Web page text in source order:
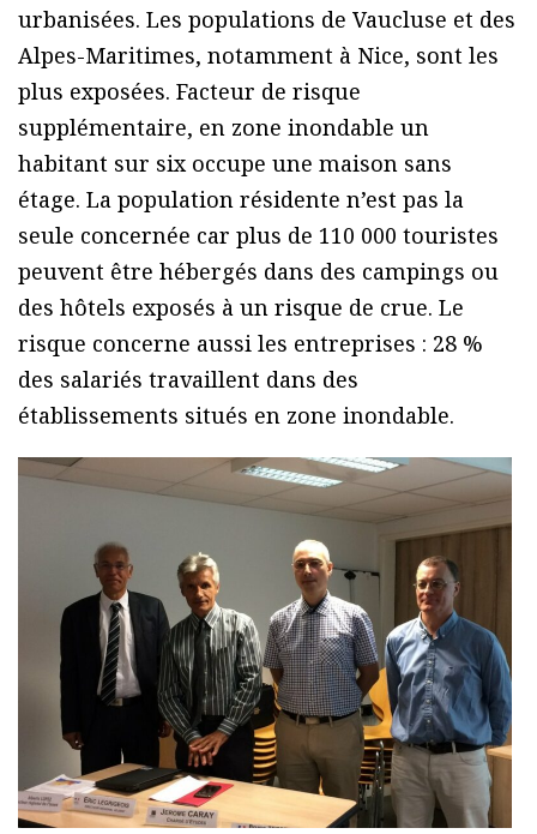
urbanisées. Les populations de Vaucluse et des
Alpes-Maritimes, notamment à Nice, sont les
plus exposées. Facteur de risque
supplémentaire, en zone inondable un
habitant sur six occupe une maison sans
étage. La population résidente n’est pas la
seule concernée car plus de 110 000 touristes
peuvent être hébergés dans des campings ou
des hôtels exposés à un risque de crue. Le
risque concerne aussi les entreprises : 28 %
des salariés travaillent dans des
établissements situés en zone inondable.